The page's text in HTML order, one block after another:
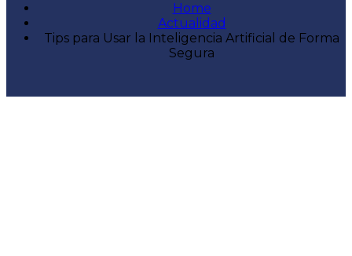
Home
Actualidad
Tips para Usar la Inteligencia Artificial de Forma
Segura